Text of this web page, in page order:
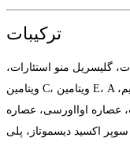
ترکیبات
گلیسریل منو استئارات،
ویتامین C، ویتامین E، A لیپوزوم، کاربومر، لیپوزوم هیالورونات سدیم،
عصاره اوااورسی، عصاره
اکسید دیسموتاز، پلی